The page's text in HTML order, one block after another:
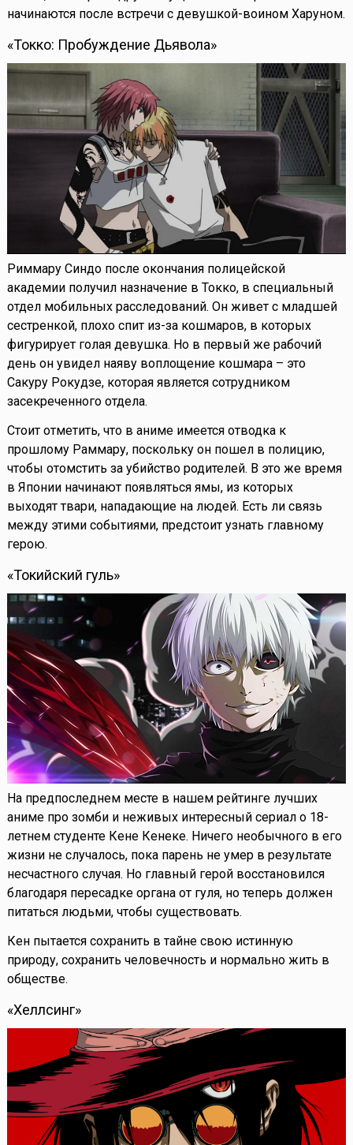
начинаются после встречи с девушкой-воином Харуном.
«Токко: Пробуждение Дьявола»
Риммару Синдо после окончания полицейской
академии получил назначение в Токко, в специальный
отдел мобильных расследований. Он живет с младшей
сестренкой, плохо спит из-за кошмаров, в которых
фигурирует голая девушка. Но в первый же рабочий
день он увидел наяву воплощение кошмара – это
Сакуру Рокудзе, которая является сотрудником
засекреченного отдела.
Стоит отметить, что в аниме имеется отводка к
прошлому Раммару, поскольку он пошел в полицию,
чтобы отомстить за убийство родителей. В это же время
в Японии начинают появляться ямы, из которых
выходят твари, нападающие на людей. Есть ли связь
между этими событиями, предстоит узнать главному
герою.
«Токийский гуль»
На предпоследнем месте в нашем рейтинге лучших
аниме про зомби и неживых интересный сериал о 18-
летнем студенте Кене Кенеке. Ничего необычного в его
жизни не случалось, пока парень не умер в результате
несчастного случая. Но главный герой восстановился
благодаря пересадке органа от гуля, но теперь должен
питаться людьми, чтобы существовать.
Кен пытается сохранить в тайне свою истинную
природу, сохранить человечность и нормально жить в
обществе.
«Хеллсинг»